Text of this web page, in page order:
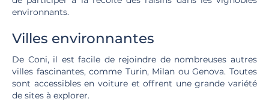
environnants.
Villes environnantes
De Coni, il est facile de rejoindre de nombreuses autres
villes fascinantes, comme Turin, Milan ou Genova. Toutes
sont accessibles en voiture et offrent une grande variété
de sites à explorer.